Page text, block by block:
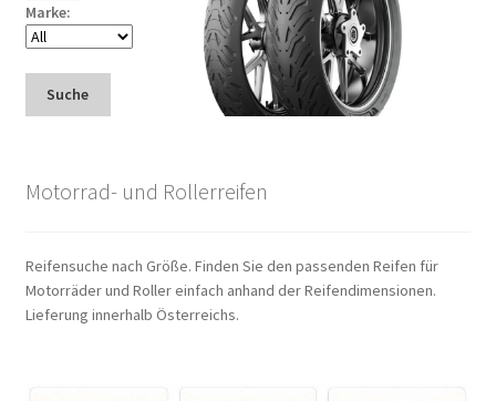
Marke:
Suche
Motorrad- und Rollerreifen
Reifensuche nach Größe. Finden Sie den passenden Reifen für
Motorräder und Roller einfach anhand der Reifendimensionen.
Lieferung innerhalb Österreichs.